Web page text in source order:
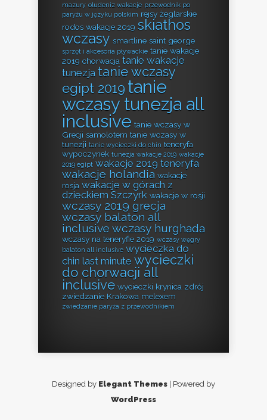
mazury oludeniz wakacje przewodnik po
paryżu w języku polskim rejsy żeglarskie
rodos wakacje 2019 skiathos
wczasy smartline saint george
sprzęt i akcesoria pływackie tanie wakacje
2019 chorwacja tanie wakacje
tunezja tanie wczasy
egipt 2019 tanie
wczasy tunezja all
inclusive tanie wczasy w
Grecji samolotem tanie wczasy w
tunezji tanie wycieczki do chin teneryfa
wypoczynek tunezja wakacje 2019 wakacje
2019 egipt wakacje 2019 teneryfa
wakacje holandia wakacje
rosja wakacje w górach z
dzieckiem Szczyrk wakacje w rosji
wczasy 2019 grecja
wczasy balaton all
inclusive wczasy hurghada
wczasy na teneryfie 2019 wczasy węgry
balaton all inclusive wycieczka do
chin last minute wycieczki
do chorwacji all
inclusive wycieczki krynica zdrój
zwiedzanie Krakowa melexem
zwiedzanie paryża z przewodnikiem
Designed by Elegant Themes | Powered by
WordPress